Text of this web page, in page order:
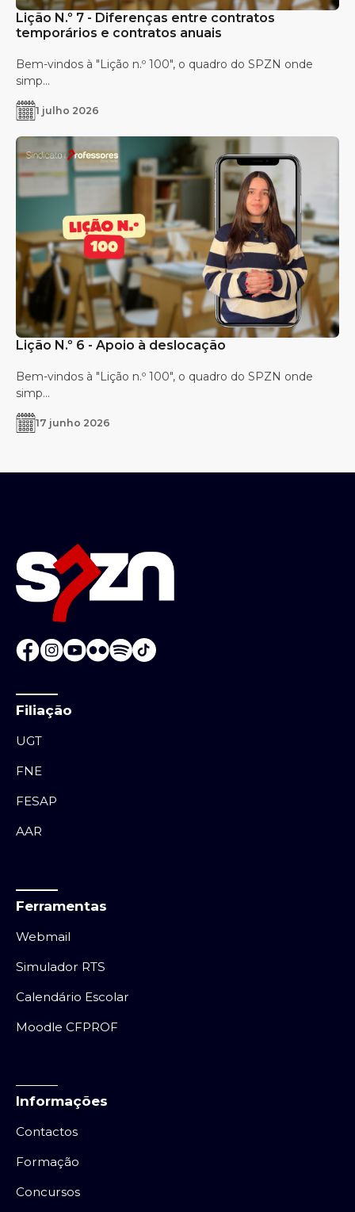
Lição N.º 7 - Diferenças entre contratos
temporários e contratos anuais
Bem-vindos à "Lição n.º 100", o quadro do SPZN onde
simp...
1 julho 2026
Lição N.º 6 - Apoio à deslocação
Bem-vindos à "Lição n.º 100", o quadro do SPZN onde
simp...
17 junho 2026
Filiação
UGT
FNE
FESAP
AAR
Ferramentas
Webmail
Simulador RTS
Calendário Escolar
Moodle CFPROF
Informações
Contactos
Formação
Concursos